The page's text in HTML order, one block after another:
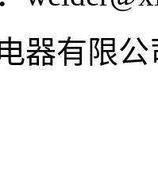
器有限